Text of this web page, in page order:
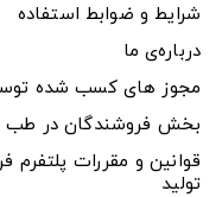
شرایط و ضوابط استفاده
درباره‌ی ما
مجوز های کسب شده
بخش فروشندگان در طب
قوانین و مقررات
تولید